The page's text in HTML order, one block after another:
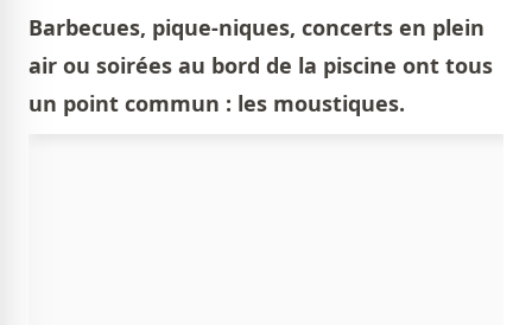
Barbecues, pique-niques, concerts en plein
air ou soirées au bord de la piscine ont tous
un point commun : les moustiques.